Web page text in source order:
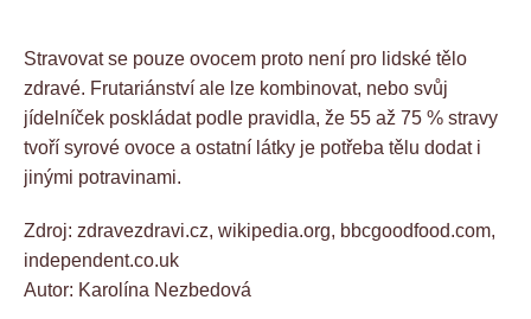
Stravovat se pouze ovocem proto není pro lidské tělo
zdravé. Frutariánství ale lze kombinovat, nebo svůj
jídelníček poskládat podle pravidla, že 55 až 75 % stravy
tvoří syrové ovoce a ostatní látky je potřeba tělu dodat i
jinými potravinami.
Zdroj: zdravezdravi.cz, wikipedia.org, bbcgoodfood.com,
independent.co.uk
Autor: Karolína Nezbedová